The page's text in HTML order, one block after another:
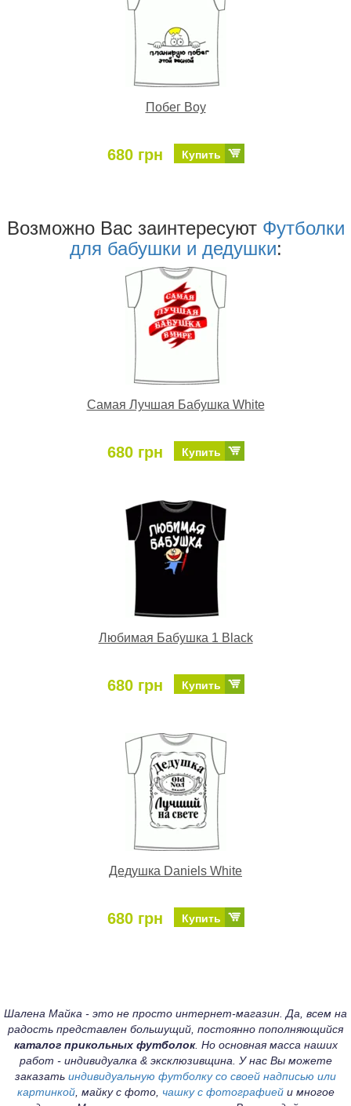
Побег Boy
680 грн Купить
Возможно Ваc заинтересуют Футболки
для бабушки и дедушки:
Самая Лучшая Бабушка White
680 грн Купить
Любимая Бабушка 1 Black
680 грн Купить
Дедушка Daniels White
680 грн Купить
Шалена Майка - это не просто интернет-магазин. Да, всем на
радость представлен большущий, постоянно пополняющийся
каталог прикольных футболок. Но основная масса наших
работ - индивидуалка & эксклюзивщина. У нас Вы можете
заказать индивидуальную футболку со своей надписью или
картинкой, майку с фото, чашку с фотографиейи многое